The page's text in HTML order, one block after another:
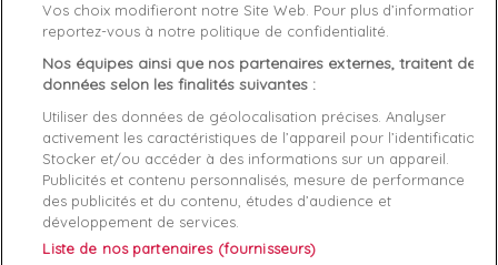
Genre Homme
Fermeture Lacets
Rayon Chaussure
Démarque 45 %
Semelle
intérieure
Textile
Vos choix modifieront notre Site Web. Pour plus d’informations,
reportez-vous à notre politique de confidentialité.
Nos équipes ainsi que nos partenaires externes, traitent des
données selon les finalités suivantes :
Utiliser des données de géolocalisation précises. Analyser
activement les caractéristiques de l’appareil pour l’identification.
Stocker et/ou accéder à des informations sur un appareil.
Publicités et contenu personnalisés, mesure de performance
des publicités et du contenu, études d’audience et
développement de services.
Liste de nos partenaires (fournisseurs)